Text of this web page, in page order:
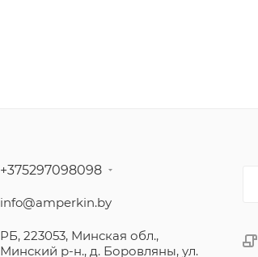
+375297098098
info@amperkin.by
РБ, 223053, Минская обл.,
Минский р-н., д. Боровляны, ул.